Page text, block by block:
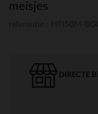
meisjes
DIRECTE